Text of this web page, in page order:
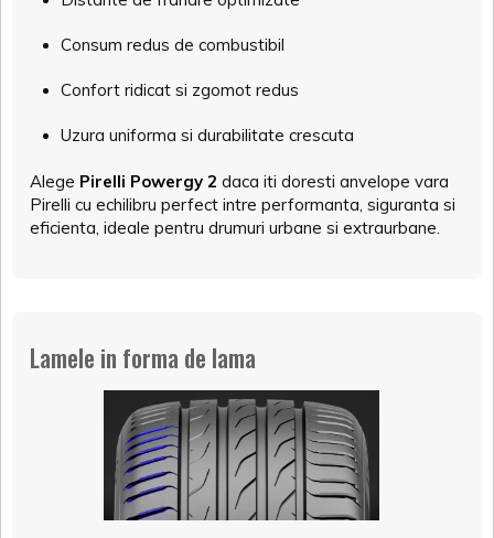
Consum redus de combustibil
Confort ridicat si zgomot redus
Uzura uniforma si durabilitate crescuta
Alege Pirelli Powergy 2 daca iti doresti anvelope vara
Pirelli cu echilibru perfect intre performanta, siguranta si
eficienta, ideale pentru drumuri urbane si extraurbane.
Lamele in forma de lama